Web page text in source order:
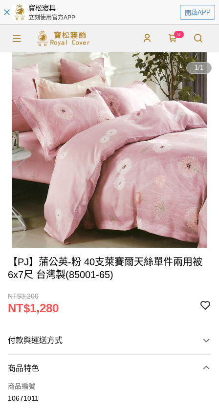
寶松寢具
立刻使用官方APP
開啟APP
0
1/1
【PJ】蒲公英-粉 40支萊賽爾天絲單件兩用被
6x7尺 台灣製(85001-65)
NT$3,200
NT$1,280
付款與運送方式
信用卡一次付款
LINE Pay
商品特色
商品編號
10671011